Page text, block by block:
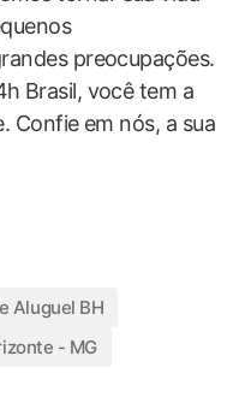
preocupações.
‍Brasil, você tem a
Confie em nós, a sua
Aluguel BH
- MG